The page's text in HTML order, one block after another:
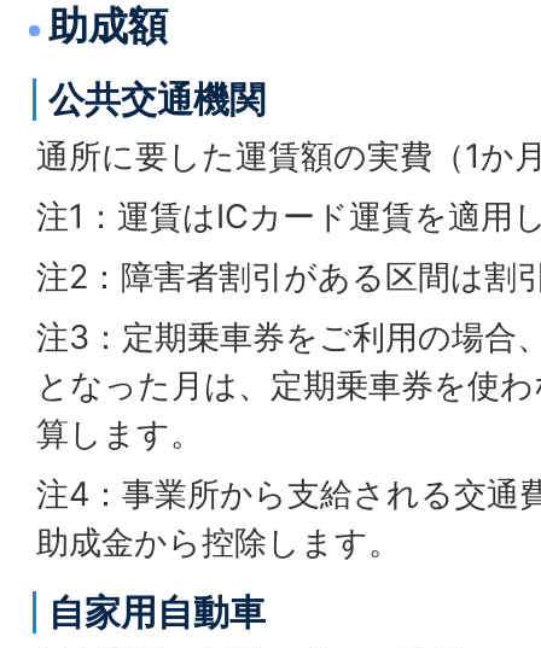
助成額
公共交通機関
通所に要した運賃額の実費（1か
注1：運賃はICカード運賃を適用
注2：障害者割引がある区間は割
注3：定期乗車券をご利用の場合
となった月は、定期乗車券を使
算します。
注4：事業所から支給される交通
助成金から控除します。
自家用自動車